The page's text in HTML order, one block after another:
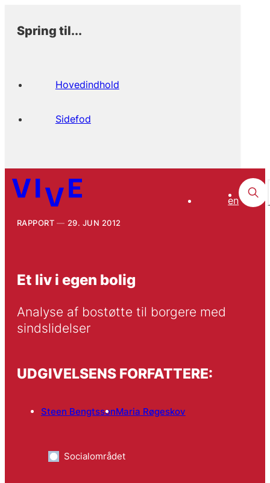
Spring til...
Hovedindhold
Sidefod
en
RAPPORT 29. JUN 2012
Et liv i egen bolig
Analyse af bostøtte til borgere med
sindslidelser
UDGIVELSENS FORFATTERE:
Steen BengtssonMaria Røgeskov
Socialområdet